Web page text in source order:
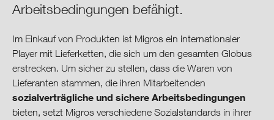
Umwelt
Produktion & Konsum
Arbeitsbedingungen befähigt.
Im Einkauf von Produkten ist Migros ein internationaler
Player mit Lieferketten, die sich um den gesamten Globus
erstrecken. Um sicher zu stellen, dass die Waren von
Lieferanten stammen, die ihren Mitarbeitenden
sozialverträgliche und sichere Arbeitsbedingungen
bieten, setzt Migros verschiedene Sozialstandards in ihrer